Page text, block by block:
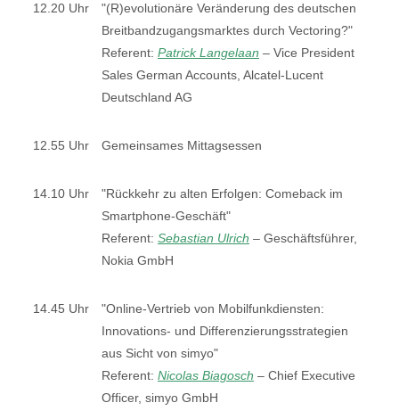
12.20 Uhr
"(R)evolutionäre Veränderung des deutschen
Breitbandzugangsmarktes durch Vectoring?"
Referent: Patrick Langelaan – Vice President
Sales German Accounts, Alcatel-Lucent
Deutschland AG
12.55 Uhr Gemeinsames Mittagsessen
14.10 Uhr
"Rückkehr zu alten Erfolgen: Comeback im
Smartphone-Geschäft"
Referent: Sebastian Ulrich – Geschäftsführer,
Nokia GmbH
14.45 Uhr
"Online-Vertrieb von Mobilfunkdiensten:
Innovations- und Differenzierungsstrategien
aus Sicht von simyo"
Referent: Nicolas Biagosch – Chief Executive
Officer, simyo GmbH